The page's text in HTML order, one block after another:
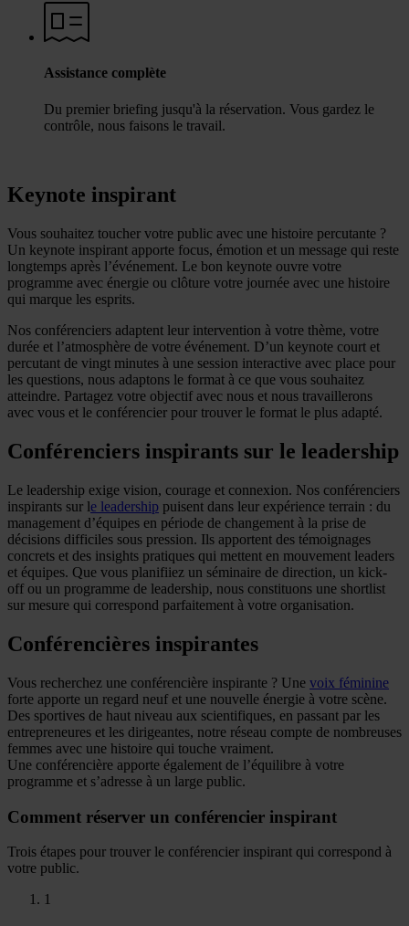
Assistance complète
Du premier briefing jusqu'à la réservation. Vous gardez le
contrôle, nous faisons le travail.
Keynote inspirant
Vous souhaitez toucher votre public avec une histoire percutante ?
Un keynote inspirant apporte focus, émotion et un message qui reste
longtemps après l’événement. Le bon keynote ouvre votre
programme avec énergie ou clôture votre journée avec une histoire
qui marque les esprits.
Nos conférenciers adaptent leur intervention à votre thème, votre
durée et l’atmosphère de votre événement. D’un keynote court et
percutant de vingt minutes à une session interactive avec place pour
les questions, nous adaptons le format à ce que vous souhaitez
atteindre. Partagez votre objectif avec nous et nous travaillerons
avec vous et le conférencier pour trouver le format le plus adapté.
Conférenciers inspirants sur le leadership
Le leadership exige vision, courage et connexion. Nos conférenciers
inspirants sur le leadership puisent dans leur expérience terrain : du
management d’équipes en période de changement à la prise de
décisions difficiles sous pression. Ils apportent des témoignages
concrets et des insights pratiques qui mettent en mouvement leaders
et équipes. Que vous planifiiez un séminaire de direction, un kick-
off ou un programme de leadership, nous constituons une shortlist
sur mesure qui correspond parfaitement à votre organisation.
Conférencières inspirantes
Vous recherchez une conférencière inspirante ? Une voix féminine
forte apporte un regard neuf et une nouvelle énergie à votre scène.
Des sportives de haut niveau aux scientifiques, en passant par les
entrepreneures et les dirigeantes, notre réseau compte de nombreuses
femmes avec une histoire qui touche vraiment.
Une conférencière apporte également de l’équilibre à votre
programme et s’adresse à un large public.
Comment réserver un conférencier inspirant
Trois étapes pour trouver le conférencier inspirant qui correspond à
votre public.
1